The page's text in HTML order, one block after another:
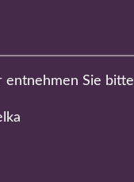
entnehmen Sie bitte